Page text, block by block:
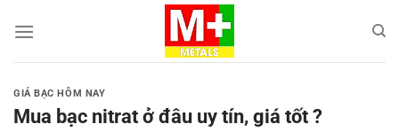
qua
GIÁ BẠC HÔM NAY
Mua bạc nitrat ở đâu uy tín, giá tốt ?